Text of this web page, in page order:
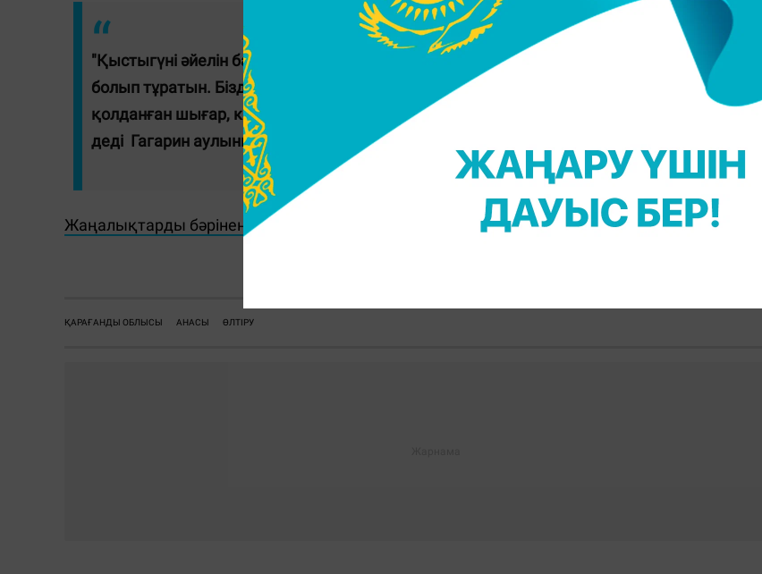
"Қыстыгүні әйелін бала-шағысымен далаға қуып шығарғанын көргендер бар. Ұрыс-керіс
болып тұратын. Біздің учаске инспекторы осылардың үйінен шықпайтын. Бір шара
қолданған шығар, кім біледі. Бірақ мына сұмдықты естігенде, есімізден танып қалдық", -
деді Гагарин аулының тұрғыны Зура Хаджаева.
Жаңалықтарды бәрінен бұрын біліп отырғыңыз келсе, Telegram-арнамызға жазылыңыз!
ҚАРАҒАНДЫ ОБЛЫСЫ АНАСЫ ӨЛТІРУ